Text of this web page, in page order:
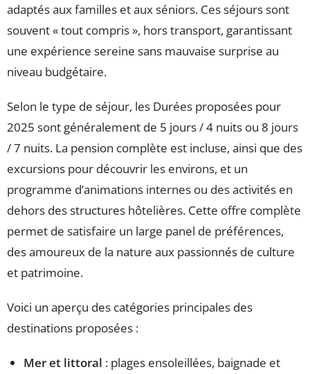
adaptés aux familles et aux séniors. Ces séjours sont
souvent « tout compris », hors transport, garantissant
une expérience sereine sans mauvaise surprise au
niveau budgétaire.
Selon le type de séjour, les Durées proposées pour
2025 sont généralement de 5 jours / 4 nuits ou 8 jours
/ 7 nuits. La pension complète est incluse, ainsi que des
excursions pour découvrir les environs, et un
programme d’animations internes ou des activités en
dehors des structures hôtelières. Cette offre complète
permet de satisfaire un large panel de préférences,
des amoureux de la nature aux passionnés de culture
et patrimoine.
Voici un aperçu des catégories principales des
destinations proposées :
Mer et littoral : plages ensoleillées, baignade et